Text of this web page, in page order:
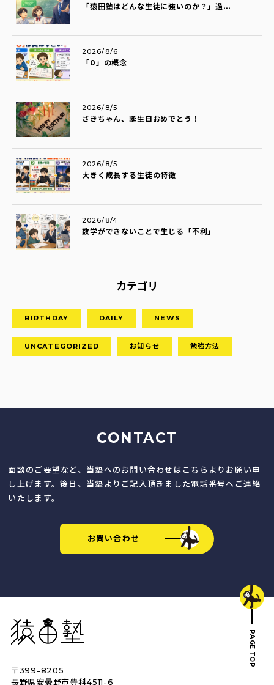
「猿田塾はどんな生徒に強いのか？」過...
「0」の概念
2026/8/6
さきちゃん、誕生日おめでとう！
2026/8/5
大きく成長する生徒の特徴
2026/8/5
数学ができないことで生じる「不利」
2026/8/4
カテゴリ
BIRTHDAY DAILY NEWS
UNCATEGORIZED お知らせ 勉強方法
CONTACT
面談のご要望など、当塾へのお問い合わせはこちらよりお願い申
し上げます。後日、当塾よりご記入頂きました電話番号へご連絡
いたします。
お問い合わせ
PAGE TOP
猿田塾
〒399-8205
長野県安曇野市豊科4511-6